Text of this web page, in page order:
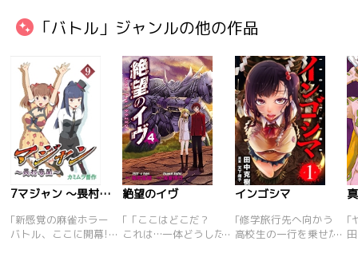
「バトル」ジャンルの他の作品
7マジャン ～畏村奇聞～
｢新感覚の麻雀ホラー
バトル、ここに開幕!
絶望のイヴ
｢「ここはどこだ？
これは…一体どうした
インゴシマ
｢修学旅行先へ向かう
高校生の一行を乗せた
｢